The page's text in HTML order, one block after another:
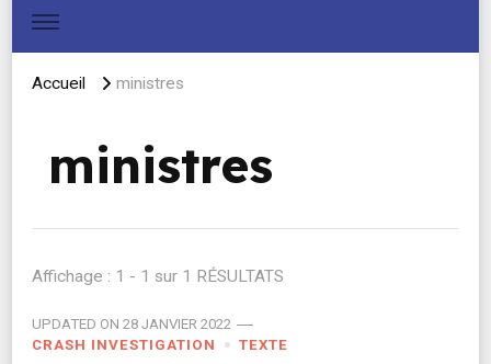
Accueil ministres
ministres
Affichage : 1 - 1 sur 1 RÉSULTATS
UPDATED ON 28 JANVIER 2022
CRASH INVESTIGATION
TEXTE